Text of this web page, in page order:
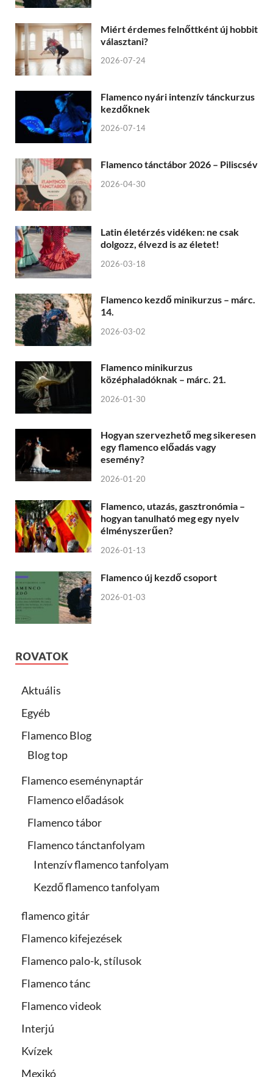
Miért érdemes felnőttként új hobbit
választani?
2026-07-24
Flamenco nyári intenzív tánckurzus
kezdőknek
2026-07-14
Flamenco tánctábor 2026 – Piliscsév
2026-04-30
Latin életérzés vidéken: ne csak
dolgozz, élvezd is az életet!
2026-03-18
Flamenco kezdő minikurzus – márc.
14.
2026-03-02
Flamenco minikurzus
középhaladóknak – márc. 21.
2026-01-30
Hogyan szervezhető meg sikeresen
egy flamenco előadás vagy
esemény?
2026-01-20
Flamenco, utazás, gasztronómia –
hogyan tanulható meg egy nyelv
élményszerűen?
2026-01-13
Flamenco új kezdő csoport
2026-01-03
ROVATOK
Aktuális
Egyéb
Flamenco Blog
Blog top
Flamenco eseménynaptár
Flamenco előadások
Flamenco tábor
Flamenco tánctanfolyam
Intenzív flamenco tanfolyam
Kezdő flamenco tanfolyam
flamenco gitár
Flamenco kifejezések
Flamenco palo-k, stílusok
Flamenco tánc
Flamenco videok
Interjú
Kvízek
Mexikó